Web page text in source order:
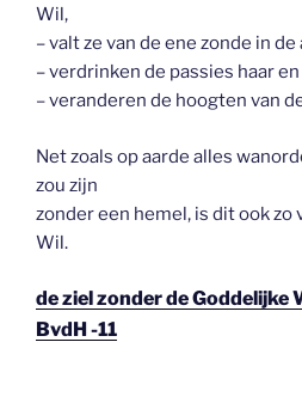
Wil,
– valt ze van de ene zonde in de
– verdrinken de passies haar en
– veranderen de hoogten van
Net zoals op aarde alles
zou zijn
zonder een hemel, is dit ook zo
Wil.
de ziel zonder de Goddelijke
BvdH -11